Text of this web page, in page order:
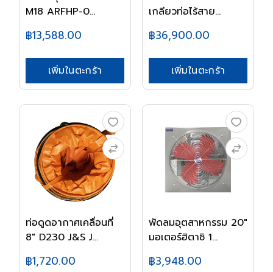
M18 ARFHP-0
฿13,588.00
เพิ่มในตะกร้า
เกลียวท่อไร้สาย...
฿36,900.00
เพิ่มในตะกร้า
ท่อดูดอากาศเคลื่อนที่
8" D230 J&S J...
฿1,720.00
พัดลมอุตสาหกรรม 20"
มอเตอร์ฮิตาชิ 1...
฿3,948.00